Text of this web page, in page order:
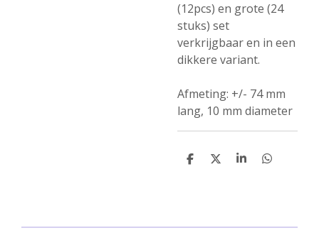
(12pcs) en grote (24
stuks) set
verkrijgbaar en in een
dikkere variant.
Afmeting: +/- 74 mm
lang, 10 mm diameter
D
D
S
D